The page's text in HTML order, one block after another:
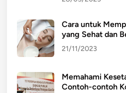
Cara untuk
yang Sehat dan
21/11/2023
Memahami
Contoh-contoh